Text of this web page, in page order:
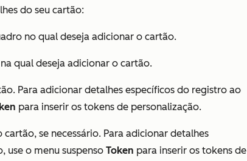
do seu cartão:
no qual deseja adicionar o cartão.
qual deseja adicionar o cartão.
Para adicionar detalhes específicos do registro ao
para inserir os tokens de personalização.
se necessário. Para adicionar detalhes
use o menu suspenso Token para inserir os tokens de